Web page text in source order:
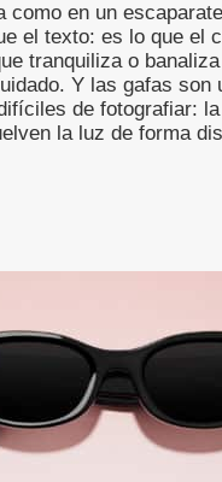
como en un
el texto: es lo que el
tranquiliza o
Y las gafas son
de fotografiar:
la luz de forma